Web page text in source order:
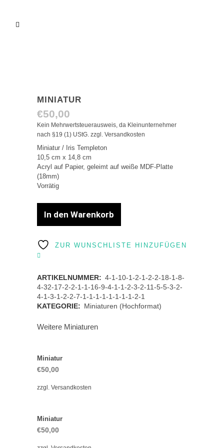
MINIATUR
€50,00
Kein Mehrwertsteuerausweis, da Kleinunternehmer
nach §19 (1) UStG. zzgl. Versandkosten
Miniatur / Iris Templeton
10,5 cm x 14,8 cm
Acryl auf Papier, geleimt auf weiße MDF-Platte
(18mm)
Vorrätig
Miniatur
In den Warenkorb
ZUR WUNSCHLISTE HINZUFÜGEN
ARTIKELNUMMER: 4-1-10-1-2-1-2-2-18-1-8-
4-32-17-2-2-1-1-16-9-4-1-1-2-3-2-11-5-5-3-2-
4-1-3-1-2-2-7-1-1-1-1-1-1-1-1-2-1
KATEGORIE: Miniaturen (Hochformat)
Weitere Miniaturen
Miniatur
€50,00
zzgl. Versandkosten
Miniatur
€50,00